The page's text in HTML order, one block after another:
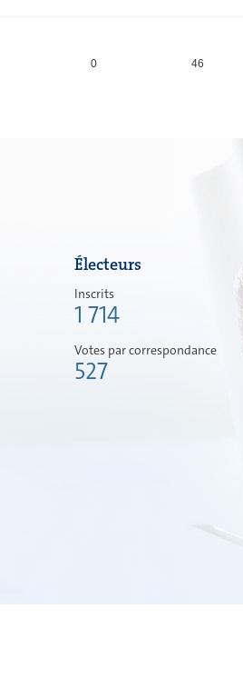
0 46
Électeurs
Inscrits
1 714
Votes par correspondance
527